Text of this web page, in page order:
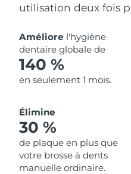
utilisation deux fois
Améliore l'hygiène
dentaire globale de
140 %
en seulement 1 mois.
Élimine
30 %
de plaque en plus que
votre brosse à dents
manuelle ordinaire.